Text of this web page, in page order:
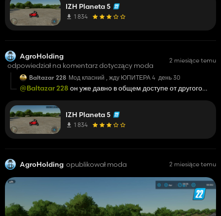
IZH Planeta 5
1 834
AgroHolding
odpowiedział na komentarz dotyczący moda
2 miesiące temu
Baltazar 228 Мод класний , жду ЮПИТЕРА 4 день 30
@Baltazar 228 он уже давно в общем доступе от другого
IZH Planeta 5
1 834
AgroHolding opublikował moda 2 miesiące temu